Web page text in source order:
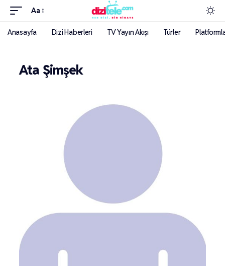
Aa
Anasayfa Dizi Haberleri TV Yayın Akışı Türler
Ata Şimşek